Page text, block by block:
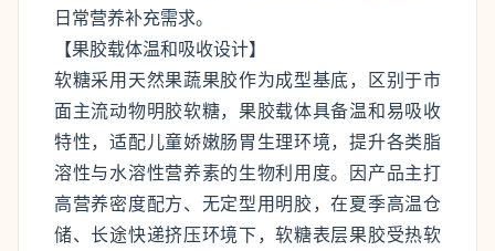
日常营养补充需求。
【果胶载体温和吸收设计】
软糖采用天然果蔬果胶作为成型基底，区别于市
面主流动物明胶软糖，果胶载体具备温和易吸收
特性，适配儿童娇嫩肠胃生理环境，提升各类脂
溶性与水溶性营养素的生物利用度。因产品主打
高营养密度配方、无定型用明胶，在夏季高温仓
储、长途快递挤压环境下，软糖表层果胶受热软